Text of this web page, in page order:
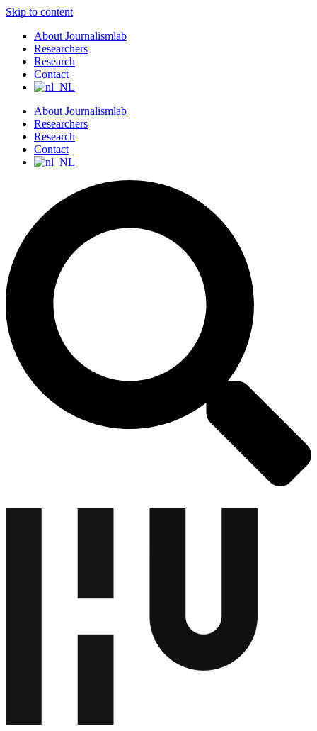
Skip to content
About Journalismlab
Researchers
Research
Contact
About Journalismlab
Researchers
Research
Contact